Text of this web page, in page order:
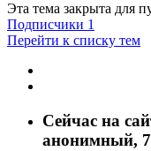
Эта тема закрыта для
Подписчики 1
Перейти к списку тем
Сейчас на
анонимный,